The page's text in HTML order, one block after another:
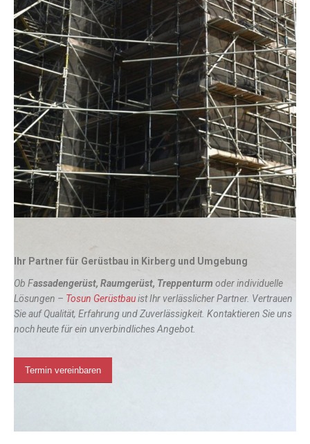
Ihr Partner für Gerüstbau in Kirberg und Umgebung
Ob Fassadengerüst, Raumgerüst, Treppenturm oder individuelle
Lösungen – Tosun Gerüstbauist Ihr verlässlicher Partner. Vertrauen
Sie auf Qualität, Erfahrung und Zuverlässigkeit. Kontaktieren Sie uns
noch heute für ein unverbindliches Angebot.
Termin vereinbaren